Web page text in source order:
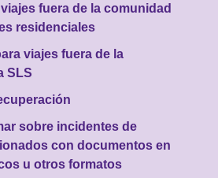
fuera de la comunidad
residenciales
viajes fuera de la
SLS
sobre incidentes de
con documentos en
u otros formatos